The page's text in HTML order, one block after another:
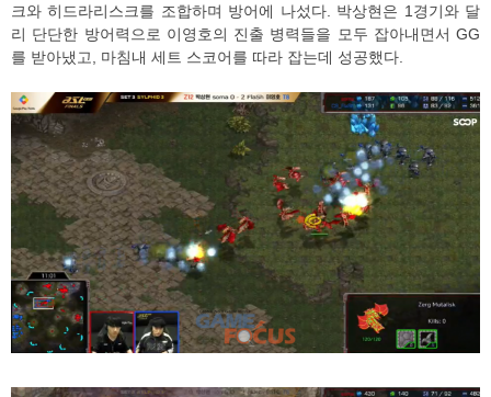
크와 히드라리스크를 조합하며 방어에 나섰다. 박상현은 1경기와 달
리 단단한 방어력으로 이영호의 진출 병력들을 모두 잡아내면서 GG
를 받아냈고, 마침내 세트 스코어를 따라 잡는데 성공했다.